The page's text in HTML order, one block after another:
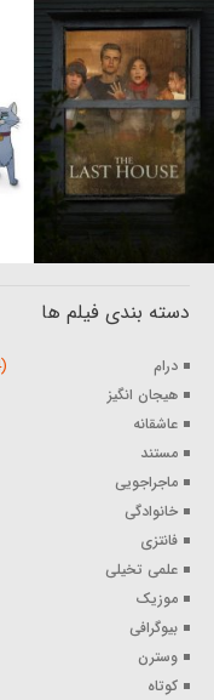
دسته بندی فیلم ها
درام (21684)
هیجان انگیز
عاشقانه
مستند
ماجراجویی
خانوادگی
فانتزی
علمی تخیلی
موزیک
بیوگرافی
وسترن
کوتاه